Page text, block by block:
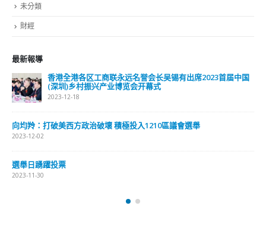
未分類
財經
最新報導
香港全港各区工商联永远名誉会长吴锡有出席2023首届中国
(深圳)乡村振兴产业博览会开幕式
2023-12-18
向均羚：打破美西方政治破壞 積極投入1210區議會選舉
2023-12-02
選舉日踴躍投票
2023-11-30